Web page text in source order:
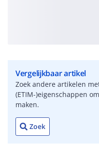
Vergelijkbaar artikel
Zoek andere artikelen
(ETIM-)eigenschappen
maken.
Zoek